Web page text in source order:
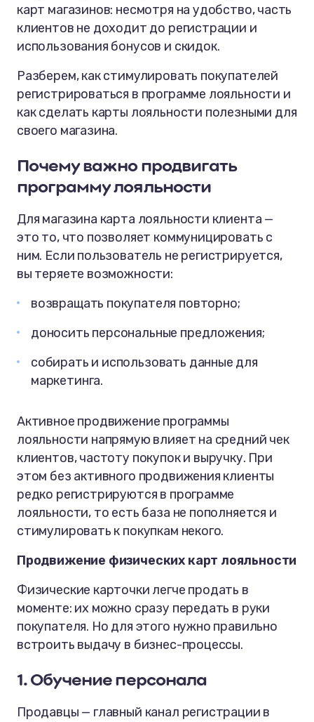
карт магазинов: несмотря на удобство, часть
клиентов не доходит до регистрации и
использования бонусов и скидок.
Разберем, как стимулировать покупателей
регистрироваться в программе лояльности и
как сделать карты лояльности полезными для
своего магазина.
Почему важно продвигать
программу лояльности
Для магазина карта лояльности клиента —
это то, что позволяет коммуницировать с
ним. Если пользователь не регистрируется,
вы теряете возможности:
возвращать покупателя повторно;
доносить персональные предложения;
собирать и использовать данные для
маркетинга.
Активное продвижение программы
лояльности напрямую влияет на средний чек
клиентов, частоту покупок и выручку. При
этом без активного продвижения клиенты
редко регистрируются в программе
лояльности, то есть база не пополняется и
стимулировать к покупкам некого.
Продвижение физических карт лояльности
Физические карточки легче продать в
моменте: их можно сразу передать в руки
покупателя. Но для этого нужно правильно
встроить выдачу в бизнес-процессы.
1. Обучение персонала
Продавцы — главный канал регистрации в